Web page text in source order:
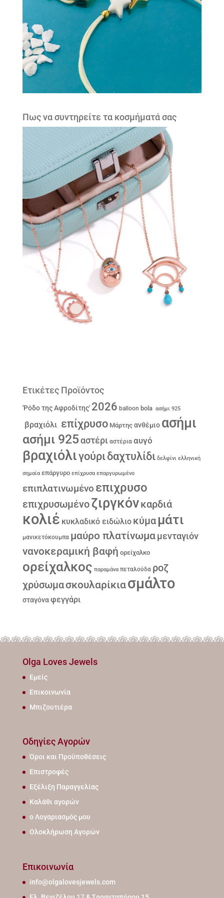
Πως να συντηρείτε τα κοσμήματά σας
Ετικέτες Προϊόντος
'Ρόδο της Αφροδίτης' 2026 balloon bola ασήμι 925
βραχιόλι επίχρυσο Μάρτης ανθέμιο ασήμι
ασήμι 925αστέρι αστέρια αυγό
βραχιόλιγούριδαχτυλίδι δελφίνι ελληνική
σημαία επάργυρο επίχρυσα επαργυρωμένο
επιπλατινωμένο επιχρυσο
επιχρυσωμένοζιργκόνκαρδιά
κολιέ κυκλαδικό ειδώλιο κύμα μάτι
μανικετόκουμπα μαύρο πλατίνωμα μενταγιόν
νανοκεραμική βαφή ορείχαλκο
ορείχαλκος παραμάνα πεταλούδα ροζ
χρύσωμασκουλαρίκιασμάλτο
σταγόνα φεγγάρι
Olga Loves Jewels
Εμείς
Επικοινωνία
Μπιζουτιέρα
Οδηγίες Αγορών
Όροι και Προϋποθέσεις
Επιστροφές
Εξέλιξη Παραγγελίας
Καλάθι αγορών
ο Λογαριασμός μου
Ολοκλήρωση Αγορών
Επικοινωνία
info@olgalovesjewels.com